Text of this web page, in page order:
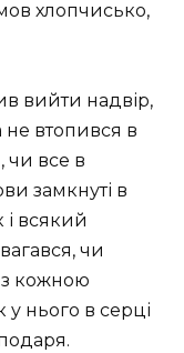
хлопчисько,
вийти надвір,
не втопився в
чи все в
замкнуті в
і всякий
чи
кожною
нього в серці